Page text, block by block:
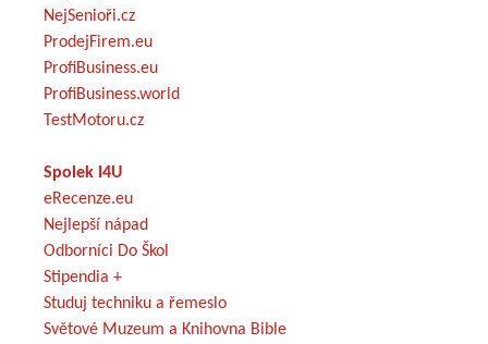
NejSenioři.cz
ProdejFirem.eu
ProfiBusiness.eu
ProfiBusiness.world
TestMotoru.cz
Spolek I4U
eRecenze.eu
Nejlepší nápad
Odborníci Do Škol
Stipendia +
Studuj techniku a řemeslo
Světové Muzeum a Knihovna Bible